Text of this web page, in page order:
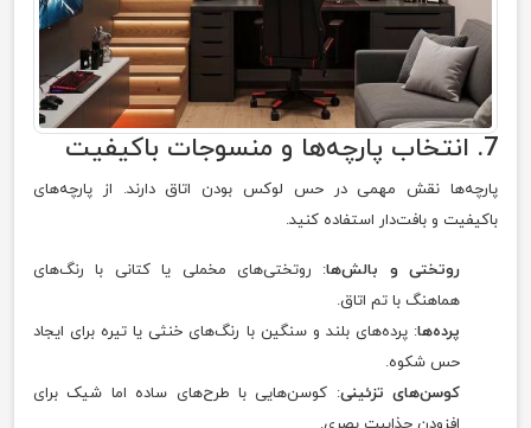
7. انتخاب پارچه‌ها و منسوجات باکیفیت
پارچه‌ها نقش مهمی در حس لوکس بودن اتاق دارند. از پارچه‌های
باکیفیت و بافت‌دار استفاده کنید.
روتختی و بالش‌ها: روتختی‌های مخملی یا کتانی با رنگ‌های
هماهنگ با تم اتاق.
پرده‌ها: پرده‌های بلند و سنگین با رنگ‌های خنثی یا تیره برای ایجاد
حس شکوه.
کوسن‌های تزئینی: کوسن‌هایی با طرح‌های ساده اما شیک برای